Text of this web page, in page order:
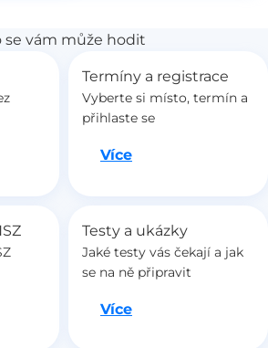
se vám může hodit
Termíny a registrace
Vyberte si místo, termín a
přihlaste se
VíceJdeme na to
Testy a ukázky
Jaké testy vás čekají a jak
se na ně připravit
VíceJdeme na to